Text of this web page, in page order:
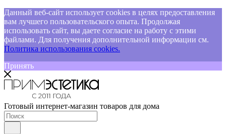
Данный веб-сайт использует cookies в целях предоставления
вам лучшего пользовательского опыта. Продолжая
использовать сайт, вы даете согласие на работу с этими
файлами. Для получения дополнительной информации см.
Политика использования cookies.
Принять
Готовый интернет-магазин товаров для дома